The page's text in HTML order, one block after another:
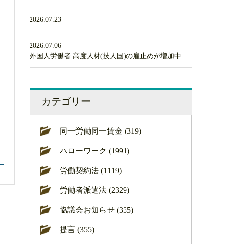
2026.07.23
2026.07.06
外国人労働者 高度人材(技人国)の雇止めが増加中
カテゴリー
同一労働同一賃金 (319)
ハローワーク (1991)
労働契約法 (1119)
労働者派遣法 (2329)
協議会お知らせ (335)
提言 (355)